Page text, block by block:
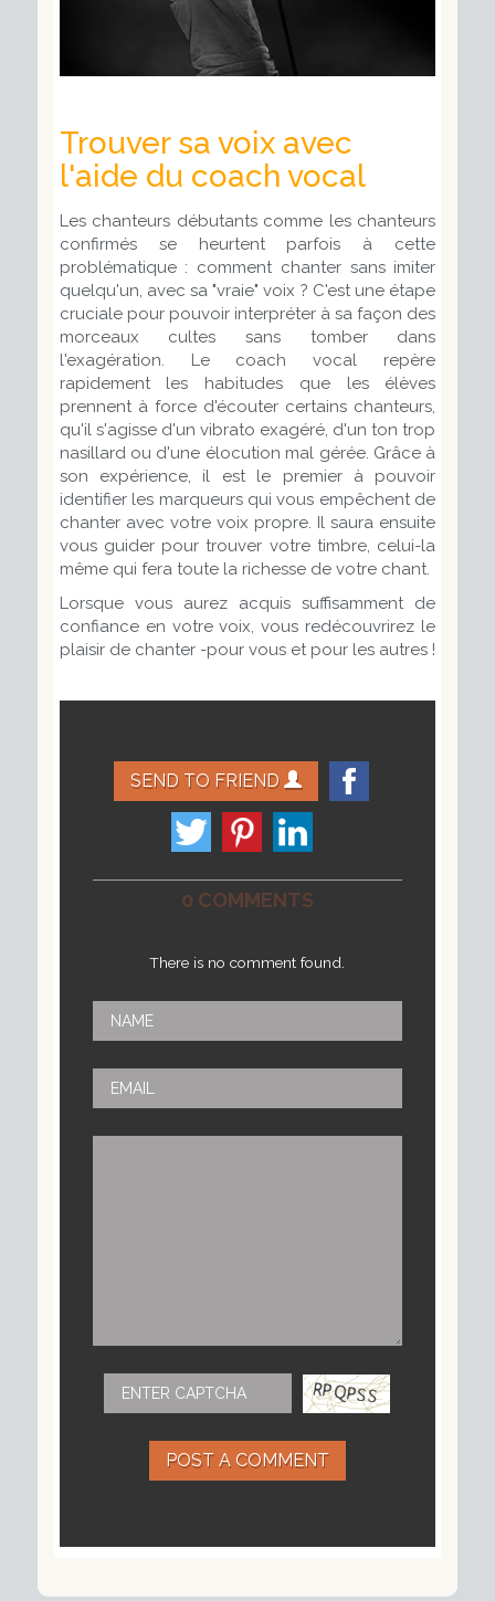
Trouver sa voix avec
l'aide du coach vocal
Les chanteurs débutants comme les chanteurs
confirmés se heurtent parfois à cette
problématique : comment chanter sans imiter
quelqu'un, avec sa "vraie" voix ? C'est une étape
cruciale pour pouvoir interpréter à sa façon des
morceaux cultes sans tomber dans
l'exagération. Le coach vocal repère
rapidement les habitudes que les élèves
prennent à force d'écouter certains chanteurs,
qu'il s'agisse d'un vibrato exagéré, d'un ton trop
nasillard ou d'une élocution mal gérée. Grâce à
son expérience, il est le premier à pouvoir
identifier les marqueurs qui vous empêchent de
chanter avec votre voix propre. Il saura ensuite
vous guider pour trouver votre timbre, celui-la
même qui fera toute la richesse de votre chant.
Lorsque vous aurez acquis suffisamment de
confiance en votre voix, vous redécouvrirez le
plaisir de chanter -pour vous et pour les autres !
SEND TO FRIEND
0 COMMENTS
There is no comment found.
POST A COMMENT